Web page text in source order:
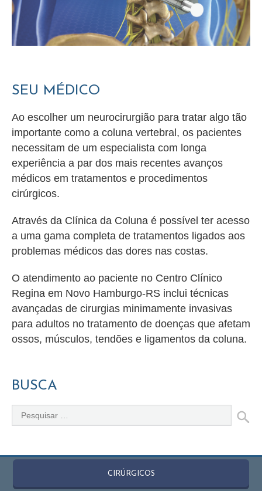
SEU MÉDICO
Ao escolher um neurocirurgião para tratar algo tão
importante como a coluna vertebral, os pacientes
necessitam de um especialista com longa
experiência a par dos mais recentes avanços
médicos em tratamentos e procedimentos
cirúrgicos.
Através da Clínica da Coluna é possível ter acesso
a uma gama completa de tratamentos ligados aos
problemas médicos das dores nas costas.
O atendimento ao paciente no Centro Clínico
Regina em Novo Hamburgo-RS inclui técnicas
avançadas de cirurgias minimamente invasivas
para adultos no tratamento de doenças que afetam
ossos, músculos, tendões e ligamentos da coluna.
BUSCA
CIRÚRGICOS